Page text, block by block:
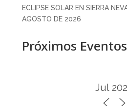
ECLIPSE SOLAR EN SIERRA
AGOSTO DE 2026
Próximos Eventos